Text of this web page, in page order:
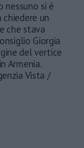
si è
un
che stava
Giorgia
del vertice
Armenia.
Vista /